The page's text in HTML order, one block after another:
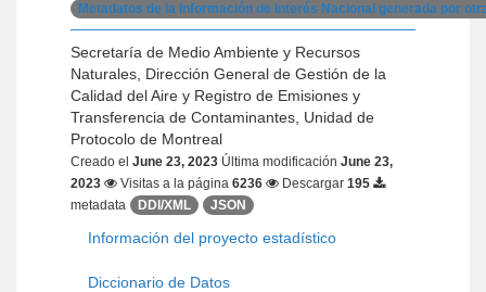
Metadatos de la Información de Interés Nacional generada por
Secretaría de Medio Ambiente y Recursos
Naturales, Dirección General de Gestión de la
Calidad del Aire y Registro de Emisiones y
Transferencia de Contaminantes, Unidad de
Protocolo de Montreal
Creado el June 23, 2023 Última modificación June 23,
2023
Visitas a la página 6236 Descargar 195
metadata
DDI/XML JSON
Información del proyecto estadístico
Diccionario de Datos